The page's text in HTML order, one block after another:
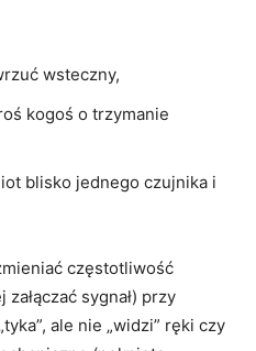
wsteczny,
kogoś o trzymanie
blisko jednego czujnika i
częstotliwość
sygnał) przy
ale nie „widzi” ręki czy